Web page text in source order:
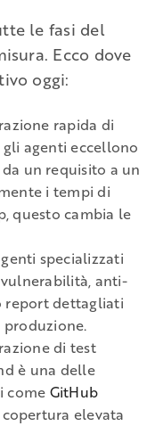
le fasi del
Ecco dove
oggi:
rapida di
agenti eccellono
un requisito a un
i tempi di
questo cambia le
specializzati
anti-
report dettagliati
di test
è una delle
come GitHub
elevata